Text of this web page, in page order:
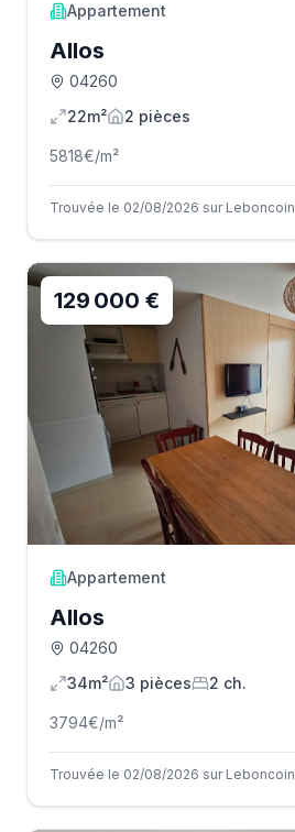
Appartement
Allos
04260
22m²
2 pièces
5818€/m²
Trouvée le 02/08/2026 sur Leboncoin
129 000 €
Appartement
Allos
04260
34m²
3 pièces 2 ch.
3794€/m²
Trouvée le 02/08/2026 sur Leboncoin